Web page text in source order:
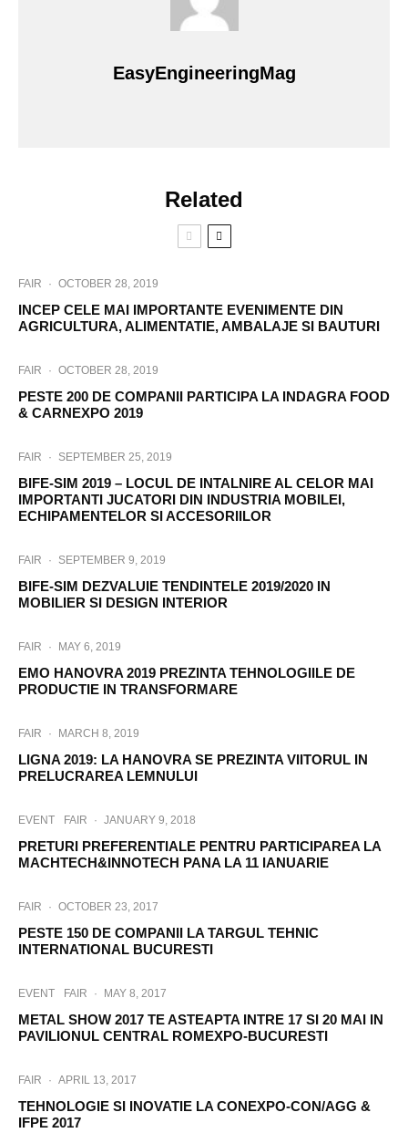
EasyEngineeringMag
Related
FAIR · OCTOBER 28, 2019
INCEP CELE MAI IMPORTANTE EVENIMENTE DIN
AGRICULTURA, ALIMENTATIE, AMBALAJE SI BAUTURI
FAIR · OCTOBER 28, 2019
PESTE 200 DE COMPANII PARTICIPA LA INDAGRA FOOD
& CARNEXPO 2019
FAIR · SEPTEMBER 25, 2019
BIFE-SIM 2019 – LOCUL DE INTALNIRE AL CELOR MAI
IMPORTANTI JUCATORI DIN INDUSTRIA MOBILEI,
ECHIPAMENTELOR SI ACCESORIILOR
FAIR · SEPTEMBER 9, 2019
BIFE-SIM DEZVALUIE TENDINTELE 2019/2020 IN
MOBILIER SI DESIGN INTERIOR
FAIR · MAY 6, 2019
EMO HANOVRA 2019 PREZINTA TEHNOLOGIILE DE
PRODUCTIE IN TRANSFORMARE
FAIR · MARCH 8, 2019
LIGNA 2019: LA HANOVRA SE PREZINTA VIITORUL IN
PRELUCRAREA LEMNULUI
EVENT FAIR · JANUARY 9, 2018
PRETURI PREFERENTIALE PENTRU PARTICIPAREA LA
MACHTECH&INNOTECH PANA LA 11 IANUARIE
FAIR · OCTOBER 23, 2017
PESTE 150 DE COMPANII LA TARGUL TEHNIC
INTERNATIONAL BUCURESTI
EVENT FAIR · MAY 8, 2017
METAL SHOW 2017 TE ASTEAPTA INTRE 17 SI 20 MAI IN
PAVILIONUL CENTRAL ROMEXPO-BUCURESTI
FAIR · APRIL 13, 2017
TEHNOLOGIE SI INOVATIE LA CONEXPO-CON/AGG &
IFPE 2017